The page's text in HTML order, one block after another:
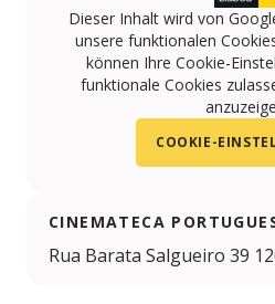
Dieser Inhalt wird von
unsere funktionalen
können Ihre Cookie-
funktionale Cookies
COOKIE-
CINEMATECA
Rua Barata Salgueiro 39